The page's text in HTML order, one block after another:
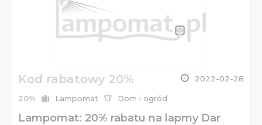
Kod rabatowy 20% 2022-02-28
20% Lampomat Dom i ogród
Lampomat: 20% rabatu na lapmy Dar